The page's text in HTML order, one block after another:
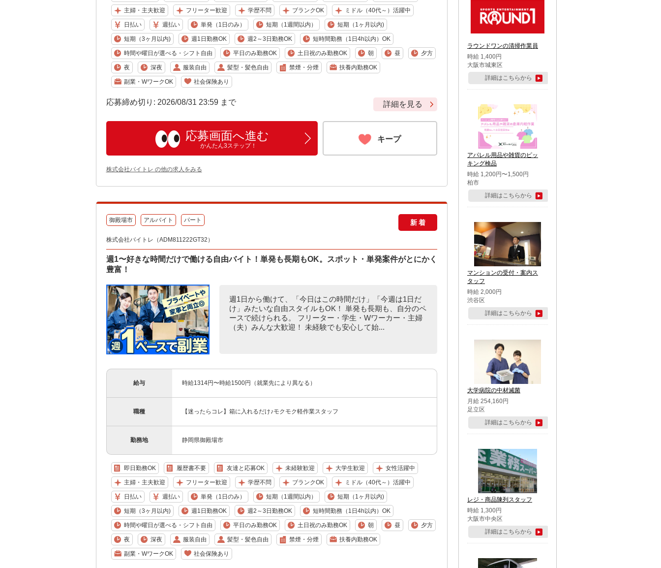
主婦・主夫歓迎 フリーター歓迎 学歴不問 ブランクOK ミドル（40代～）活躍中
日払い 週払い 単発（1日のみ） 短期（1週間以内） 短期（1ヶ月以内)
短期（3ヶ月以内) 週1日勤務OK 週2～3日勤務OK 短時間勤務（1日4h以内）OK
時間や曜日が選べる・シフト自由 平日のみ勤務OK 土日祝のみ勤務OK 朝 昼 夕方
夜 深夜 服装自由 髪型・髪色自由 禁煙・分煙 扶養内勤務OK
副業・WワークOK 社会保険あり
応募締め切り: 2026/08/31 23:59 まで 詳細を見る
応募画面へ進む
かんたん3ステップ！
キープ
株式会社バイトレ の他の求人をみる
御殿場市 アルバイト パート 新着
株式会社バイトレ（ADM811222GT32）
週1〜好きな時間だけで働ける自由バイト！単発も長期もOK。スポット・単発案件がとにかく
豊富！
週1日から働けて、「今日はこの時間だけ」「今週は1日だ
け」みたいな自由スタイルもOK！ 単発も長期も、自分のペ
ースで続けられる。 フリーター・学生・Wワーカー・主婦
（夫）みんな大歓迎！ 未経験でも安心して始...
給与 時給1314円〜時給1500円（就業先により異なる）
職種 【迷ったらコレ】箱に入れるだけ♪モクモク軽作業スタッフ
勤務地 静岡県御殿場市
即日勤務OK 履歴書不要 友達と応募OK 未経験歓迎 大学生歓迎 女性活躍中
主婦・主夫歓迎 フリーター歓迎 学歴不問 ブランクOK ミドル（40代～）活躍中
日払い 週払い 単発（1日のみ） 短期（1週間以内） 短期（1ヶ月以内)
短期（3ヶ月以内) 週1日勤務OK 週2～3日勤務OK 短時間勤務（1日4h以内）OK
時間や曜日が選べる・シフト自由 平日のみ勤務OK 土日祝のみ勤務OK 朝 昼 夕方
夜 深夜 服装自由 髪型・髪色自由 禁煙・分煙 扶養内勤務OK
副業・WワークOK 社会保険あり
ラウンドワンの清掃作業員
時給 1,400円
大阪市城東区
詳細はこちらから
アパレル用品や雑貨のピッ
キング検品
時給 1,200円〜1,500円
柏市
詳細はこちらから
マンションの受付・案内ス
タッフ
時給 2,000円
渋谷区
詳細はこちらから
大学病院の中材滅菌
月給 254,160円
足立区
詳細はこちらから
レジ・商品陳列スタッフ
時給 1,300円
大阪市中央区
詳細はこちらから